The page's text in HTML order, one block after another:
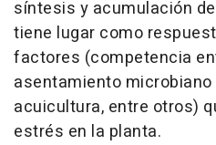
síntesis y acumulación
tiene lugar como
factores (competencia
asentamiento
acuicultura, entre otros)
estrés en la planta.